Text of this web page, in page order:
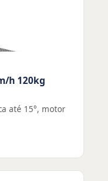
h 120kg
até 15°, motor